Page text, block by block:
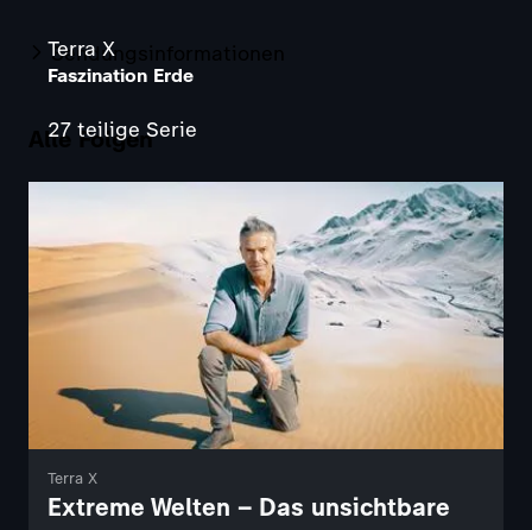
Sendungsinformationen
Alle Folgen
Terra X
Faszination Erde
27 teilige Serie
Terra X
Extreme Welten – Das unsichtbare